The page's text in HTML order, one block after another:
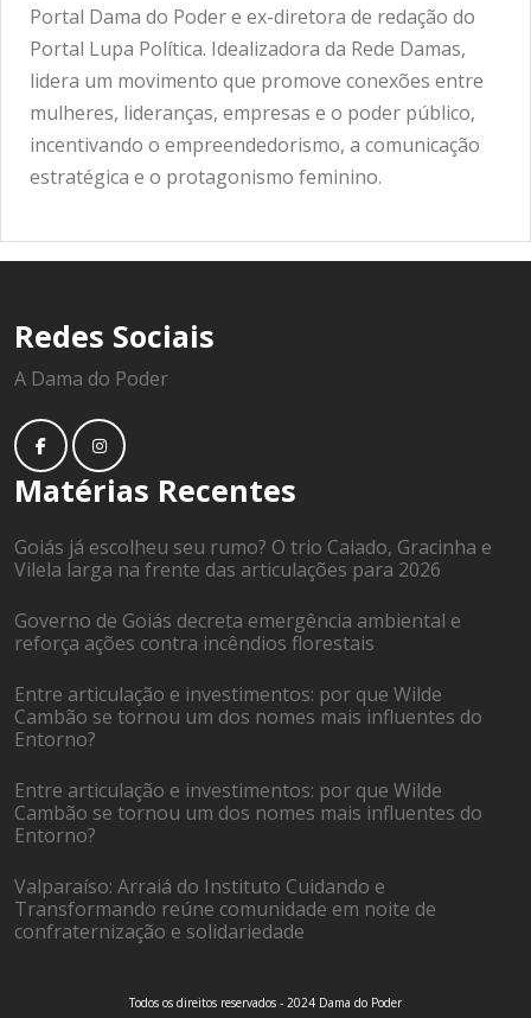
Portal Dama do Poder e ex-diretora de redação do
Portal Lupa Política. Idealizadora da Rede Damas,
lidera um movimento que promove conexões entre
mulheres, lideranças, empresas e o poder público,
incentivando o empreendedorismo, a comunicação
estratégica e o protagonismo feminino.
Redes Sociais
A Dama do Poder
Matérias Recentes
Goiás já escolheu seu rumo? O trio Caiado, Gracinha e
Vilela larga na frente das articulações para 2026
Governo de Goiás decreta emergência ambiental e
reforça ações contra incêndios florestais
Entre articulação e investimentos: por que Wilde
Cambão se tornou um dos nomes mais influentes do
Entorno?
Entre articulação e investimentos: por que Wilde
Cambão se tornou um dos nomes mais influentes do
Entorno?
Valparaíso: Arraiá do Instituto Cuidando e
Transformando reúne comunidade em noite de
confraternização e solidariedade
Todos os direitos reservados - 2024 Dama do Poder